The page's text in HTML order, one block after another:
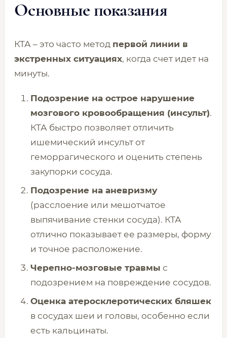
Основные показания
КТА – это часто метод первой линии в
экстренных ситуациях, когда счет идет на
минуты.
Подозрение на острое нарушение
мозгового кровообращения (инсульт).
КТА быстро позволяет отличить
ишемический инсульт от
геморрагического и оценить степень
закупорки сосуда.
Подозрение на аневризму
(расслоение или мешотчатое
выпячивание стенки сосуда). КТА
отлично показывает ее размеры, форму
и точное расположение.
Черепно-мозговые травмы с
подозрением на повреждение сосудов.
Оценка атеросклеротических бляшек
в сосудах шеи и головы, особенно если
есть кальцинаты.